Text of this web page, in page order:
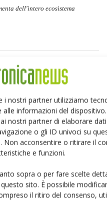
i nostri partner utilizziamo
informazioni del
nostri partner di elaborare
o gli ID univoci su
Non acconsentire o ritirare il
e funzioni.
sopra o per fare scelte
sito. È possibile
il ritiro del consenso,
dell'intero ecosistema